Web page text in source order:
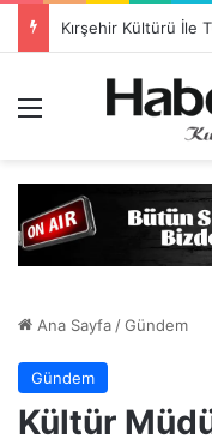
Ana Sayfa/Gündem
Gündem
Kültür